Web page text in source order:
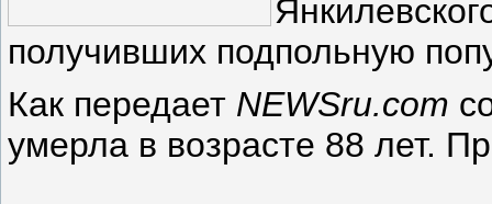
получивших подпольную
Как передает NEWSru.com
умерла в возрасте 88 лет.